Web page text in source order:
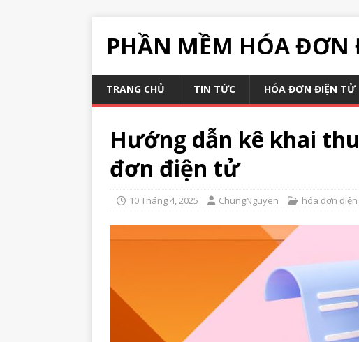
PHẦN MỀM HÓA ĐƠN
TRANG CHỦ TIN TỨC HÓA ĐƠN ĐIỆN TỬ
Hướng dẫn kê khai
đơn điện tử
10 Tháng 4, 2025 ChungNguyen hóa đơn